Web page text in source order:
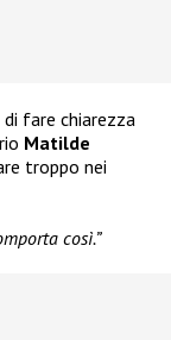
fare chiarezza
Matilde
troppo nei
così.”